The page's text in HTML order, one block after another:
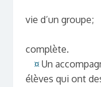
vie d’un groupe;
complète.
¤Un
élèves qui ont